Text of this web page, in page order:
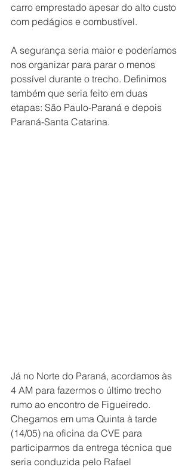
carro emprestado apesar do alto custo
com pedágios e combustível.
A segurança seria maior e poderíamos
nos organizar para parar o menos
possível durante o trecho. Definimos
também que seria feito em duas
etapas: São Paulo-Paraná e depois
Paraná-Santa Catarina.
Já no Norte do Paraná, acordamos às
4 AM para fazermos o último trecho
rumo ao encontro de Figueiredo.
Chegamos em uma Quinta à tarde
(14/05) na oficina da CVE para
participarmos da entrega técnica que
seria conduzida pelo Rafael